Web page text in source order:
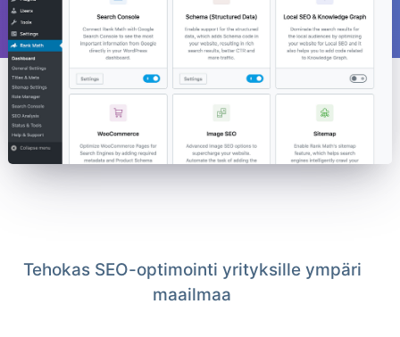
Tehokas SEO-optimointi yrityksille ympäri
maailmaa